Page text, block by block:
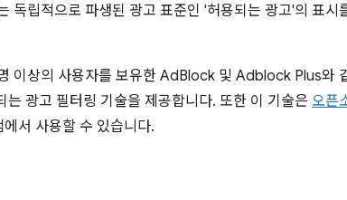
립적으로 파생된 광고 표준인 '허용되는 광고'의 표시
이상의 사용자를 보유한 AdBlock 및 Adblock Plus와
광고 필터링 기술을 제공합니다. 또한 이 기술은 오픈
서 사용할 수 있습니다.